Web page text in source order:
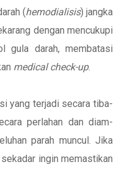
(hemodialisis) jangka
dengan mencukupi
gula darah, membatasi
medical check-up.
yang terjadi secara tiba-
perlahan dan diam-
parah muncul. Jika
ingin memastikan